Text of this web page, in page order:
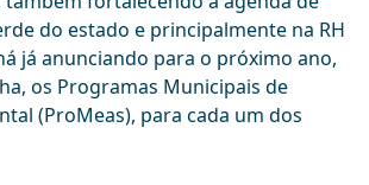
do estado e principalmente na RH
já anunciando para o próximo ano,
os Programas Municipais de
(ProMeas), para cada um dos